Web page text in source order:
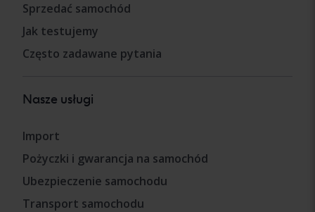
Sprzedać samochód
Jak testujemy
Często zadawane pytania
Nasze usługi
Import
Pożyczki i gwarancja na samochód
Ubezpieczenie samochodu
Transport samochodu